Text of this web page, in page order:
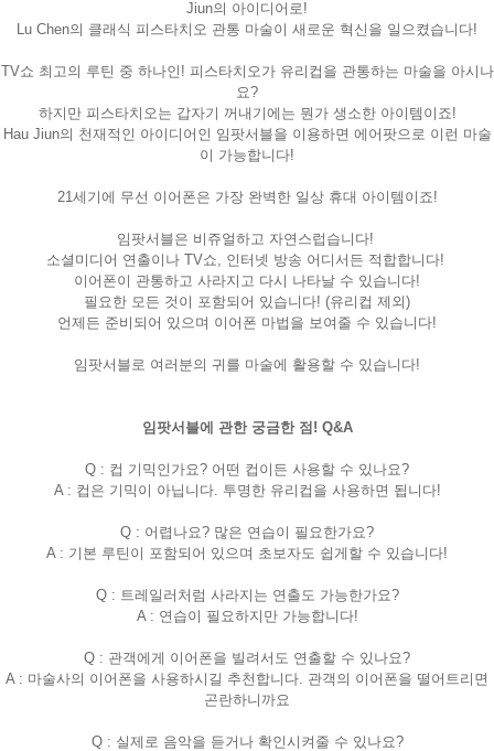
Jiun의 아이디어로!
Lu Chen의 클래식 피스타치오 관통 마술이 새로운 혁신을 일으켰습니다!
TV쇼 최고의 루틴 중 하나인! 피스타치오가 유리컵을 관통하는 마술을 아시나
요?
하지만 피스타치오는 갑자기 꺼내기에는 뭔가 생소한 아이템이죠!
Hau Jiun의 천재적인 아이디어인 임팟서블을 이용하면 에어팟으로 이런 마술
이 가능합니다!
21세기에 무선 이어폰은 가장 완벽한 일상 휴대 아이템이죠!
임팟서블은 비쥬얼하고 자연스럽습니다!
소셜미디어 연출이나 TV쇼, 인터넷 방송 어디서든 적합합니다!
이어폰이 관통하고 사라지고 다시 나타날 수 있습니다!
필요한 모든 것이 포함되어 있습니다! (유리컵 제외)
언제든 준비되어 있으며 이어폰 마법을 보여줄 수 있습니다!
임팟서블로 여러분의 귀를 마술에 활용할 수 있습니다!
임팟서블에 관한 궁금한 점! Q&A
Q : 컵 기믹인가요? 어떤 컵이든 사용할 수 있나요?
A : 컵은 기믹이 아닙니다. 투명한 유리컵을 사용하면 됩니다!
Q : 어렵나요? 많은 연습이 필요한가요?
A : 기본 루틴이 포함되어 있으며 초보자도 쉽게할 수 있습니다!
Q : 트레일러처럼 사라지는 연출도 가능한가요?
A : 연습이 필요하지만 가능합니다!
Q : 관객에게 이어폰을 빌려서도 연출할 수 있나요?
A : 마술사의 이어폰을 사용하시길 추천합니다. 관객의 이어폰을 떨어트리면
곤란하니까요
Q : 실제로 음악을 듣거나 확인시켜줄 수 있나요?